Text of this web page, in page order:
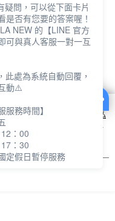
方式之詳情，及若您不希
設定，請參閱本網站「
隱私
示您同意本公司得按本網站使
疑問，可以從下面卡片
是否有您要的答案喔！
NEW 的【LINE 官方
可與真人客服一對一互
處為系統自動回覆，
動⚠️
服務時間】
：00
：30
定假日暫停服務